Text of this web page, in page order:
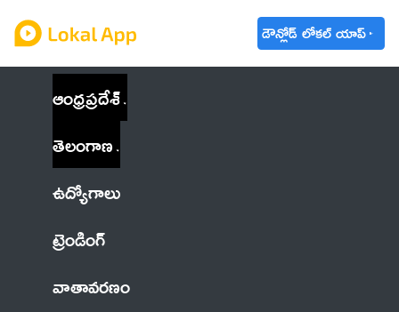
డౌన్లోడ్ లోకల్ యాప్
ఆంధ్రప్రదేశ్
తెలంగాణ
ఉద్యోగాలు
ట్రెండింగ్
వాతావరణం